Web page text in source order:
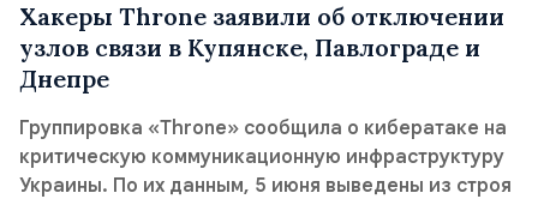
Хакеры Throne заявили об отключении
узлов связи в Купянске, Павлограде и
Днепре
Группировка «Throne» сообщила о кибератаке на
критическую коммуникационную инфраструктуру
Украины. По их данным, 5 июня выведены из строя